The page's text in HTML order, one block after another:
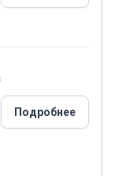
Подробнее